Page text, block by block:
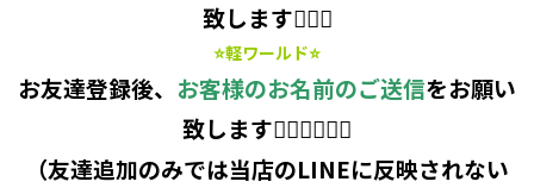
致します🙋‍♀️✨
⭐軽ワールド⭐
お友達登録後、 お客様のお名前のご送信をお願い
致します🙇‍♂️🙇‍♀️🙇‍♂️
（友達追加のみでは当店のLINEに反映されない